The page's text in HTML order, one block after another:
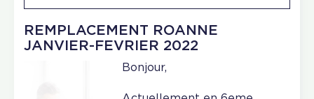
REMPLACEMENT ROANNE
JANVIER-FEVRIER 2022
Bonjour,